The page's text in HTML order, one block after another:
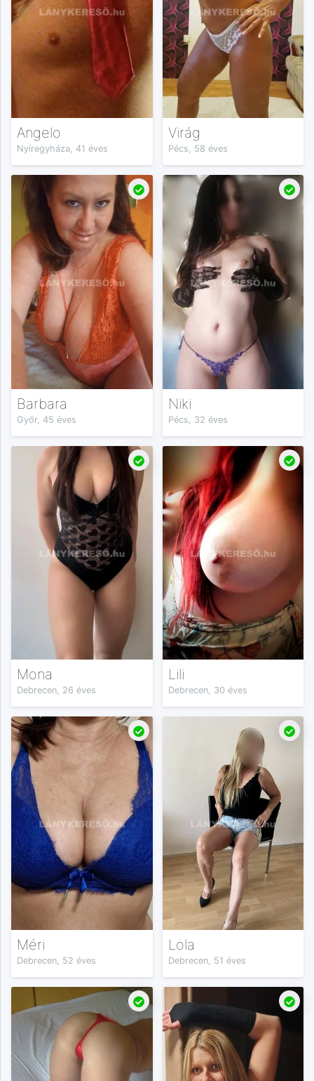
Angelo
Nyíregyháza, 41 éves
Virág
Pécs, 58 éves
Barbara
Győr, 45 éves
Niki
Pécs, 32 éves
Mona
Debrecen, 26 éves
Lili
Debrecen, 30 éves
Méri
Debrecen, 52 éves
Lola
Debrecen, 51 éves